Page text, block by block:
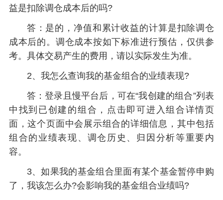
益是扣除调仓成本后的吗?
答：是的，净值和累计收益的计算是扣除调仓
成本后的。调仓成本按如下标准进行预估，仅供参
考。具体交易产生的费用，请以实际发生为准。
2、我怎么查询我的基金组合的业绩表现?
答：登录且慢平台后，可在“我创建的组合”列表
中找到已创建的组合，点击即可进入组合详情页
面，这个页面中会展示组合的详细信息，其中包括
组合的业绩表现、调仓历史、归因分析等重要内
容。
3、如果我的基金组合里面有某个基金暂停申购
了，我该怎么办?会影响我的基金组合业绩吗?